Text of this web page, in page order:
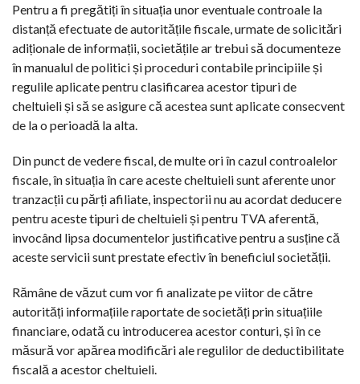
Pentru a fi pregătiți în situația unor eventuale controale la
distanță efectuate de autoritățile fiscale, urmate de solicitări
adiționale de informații, societățile ar trebui să documenteze
în manualul de politici și proceduri contabile principiile și
regulile aplicate pentru clasificarea acestor tipuri de
cheltuieli și să se asigure că acestea sunt aplicate consecvent
de la o perioadă la alta.
Din punct de vedere fiscal, de multe ori în cazul controalelor
fiscale, în situația în care aceste cheltuieli sunt aferente unor
tranzacții cu părți afiliate, inspectorii nu au acordat deducere
pentru aceste tipuri de cheltuieli și pentru TVA aferentă,
invocând lipsa documentelor justificative pentru a susține că
aceste servicii sunt prestate efectiv în beneficiul societății.
Rămâne de văzut cum vor fi analizate pe viitor de către
autorități informațiile raportate de societăți prin situațiile
financiare, odată cu introducerea acestor conturi, și în ce
măsură vor apărea modificări ale regulilor de deductibilitate
fiscală a acestor cheltuieli.